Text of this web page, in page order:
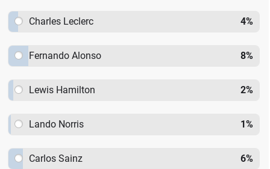
Charles Leclerc 4%
Fernando Alonso 8%
Lewis Hamilton 2%
Lando Norris 1%
Carlos Sainz 6%